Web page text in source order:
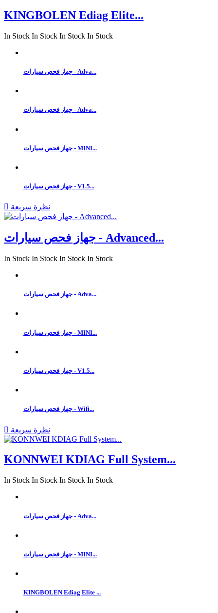
KINGBOLEN Ediag Elite...
In Stock In Stock In Stock In Stock
جهاز فحص سيارات - Adva...
جهاز فحص سيارات - Adva...
جهاز فحص سيارات - MINI...
جهاز فحص سيارات - V1.5...
 نظرة سريعة
جهاز فحص سيارات - Advanced...
In Stock In Stock In Stock In Stock
جهاز فحص سيارات - Adva...
جهاز فحص سيارات - MINI...
جهاز فحص سيارات - V1.5...
جهاز فحص سيارات - Wifi...
 نظرة سريعة
KONNWEI KDIAG Full System...
In Stock In Stock In Stock In Stock
جهاز فحص سيارات - Adva...
جهاز فحص سيارات - MINI...
KINGBOLEN Ediag Elite ...